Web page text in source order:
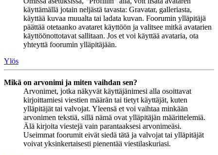
käyttämällä jotain neljästä tavasta: Gravatar, galleriasta,
käyttää kuvaa muualta tai ladata kuvan. Foorumin ylläpitäjä
päättää otetaanko avataret käyttöön ja valitsee mitkä avatarien
käyttöönottotavat sallitaan. Jos et voi käyttää avataria, ota
yhteyttä foorumin ylläpitäjään.
Ylös
Mikä on arvonimi ja miten vaihdan sen?
Arvonimet, jotka näkyvät käyttäjänimesi alla osoittavat
kirjoittamiesi viestien määrän tai tietyt käyttäjät, kuten
ylläpitäjät tai valvojat. Yleensä et voi vaihtaa minkään
arvonimen tekstiä, sillä nämä ovat ylläpitäjän määrittelemiä.
Älä kirjoita viestejä vain parantaaksesi arvonimeäsi.
Useimmat foorumit eivät siedä tätä ja valvojat tai ylläpitäjät
voivat yksinkertaisesti pienentää viestilaskuriasi.